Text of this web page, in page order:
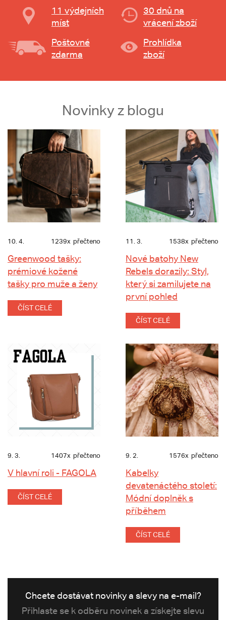
11 výdejních
míst
30 dnů na
vrácení zboží
Poštovné
zdarma
Prohlídka
zboží
Novinky z blogu
10. 4. 1239x přečteno
Greenwood tašky:
prémiové kožené
tašky pro muže a ženy
ČÍST CELÉ
11. 3. 1538x přečteno
Nové batohy New
Rebels dorazily: Styl,
který si zamilujete na
první pohled
ČÍST CELÉ
9. 3. 1407x přečteno
V hlavní roli - FAGOLA
ČÍST CELÉ
9. 2. 1576x přečteno
Kabelky
devatenáctého století:
Módní doplněk s
příběhem
ČÍST CELÉ
Chcete dostávat novinky a slevy na e-mail?
Přihlaste se k odběru novinek a získejte slevu